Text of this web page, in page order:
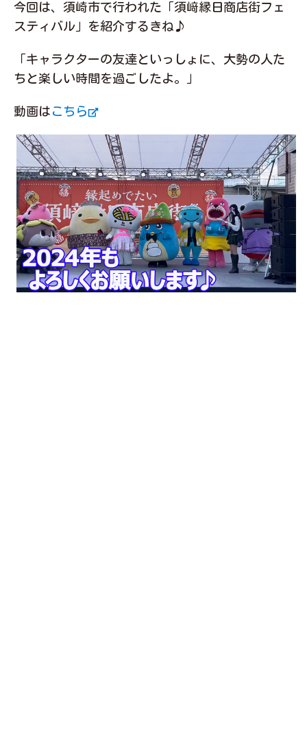
今回は、須崎市で行われた「須﨑縁日商店街フェ
スティバル」を紹介するきね♪
「キャラクターの友達といっしょに、大勢の人た
ちと楽しい時間を過ごしたよ。」
動画は こちら